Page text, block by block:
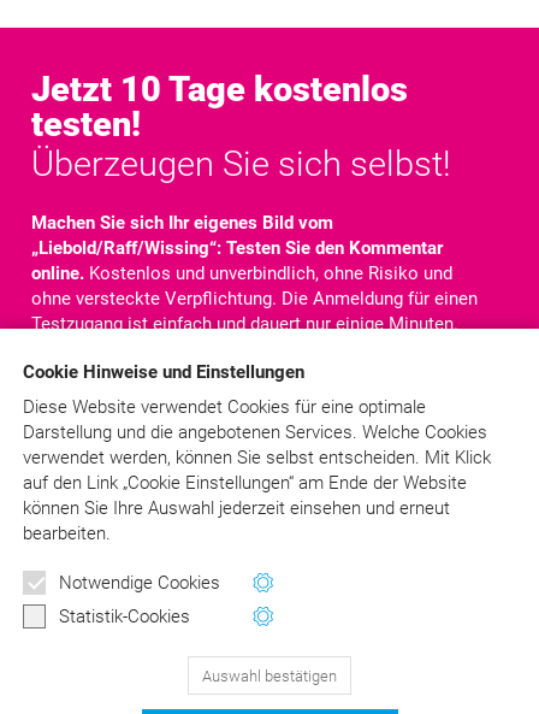
Cookie Hinweise und Einstellungen
Diese Website verwendet Cookies für eine optimale
Darstellung und die angebotenen Services. Welche Cookies
verwendet werden, können Sie selbst entscheiden. Mit Klick
aufden Link „Cookie Einstellungen“ am Ende der Website
können Sie Ihre Auswahl jederzeit einsehen und erneut
bearbeiten.
Notwendige Cookies
Statistik-Cookies
Auswahl bestätigen
Jetzt 10 Tage kostenlos
testen!
Überzeugen Sie sich selbst!
Machen Sie sich Ihr eigenes Bild vom
„Liebold/Raff/Wissing“: Testen Sie den Kommentar
online. Kostenlos und unverbindlich, ohne Risiko und
ohne versteckte Verpflichtung. Die Anmeldung für einen
Testzugang ist einfach und dauert nur einige Minuten.
Kommentar für10 Tageonline zur Verfügung. Sie haben
Zugriff auf alle Texte, Kommentare und Rechtsquellen.
Jetzt kostenlos testen!
Schon angemeldet?
Newsletter
Wertvolle Tipps und Hinweise